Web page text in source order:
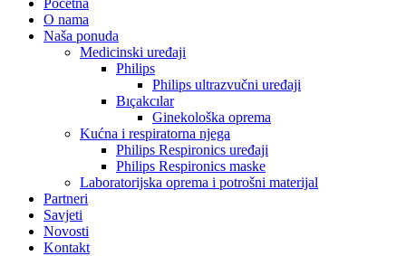
O nama
Naša ponuda
Medicinski uređaji
Philips
Philips ultrazvučni uređaji
Bıçakcılar
Ginekološka oprema
Kućna i respiratorna njega
Philips Respironics uređaji
Philips Respironics maske
Laboratorijska oprema i potrošni materijal
Partneri
Savjeti
Novosti
Kontakt